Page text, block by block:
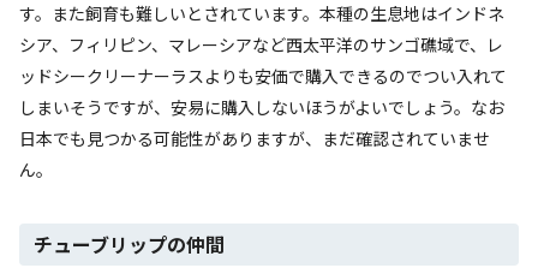
す。また飼育も難しいとされています。本種の生息地はインドネ
シア、フィリピン、マレーシアなど西太平洋のサンゴ礁域で、レ
ッドシークリーナーラスよりも安価で購入できるのでつい入れて
しまいそうですが、安易に購入しないほうがよいでしょう。なお
日本でも見つかる可能性がありますが、まだ確認されていませ
ん。
チューブリップの仲間